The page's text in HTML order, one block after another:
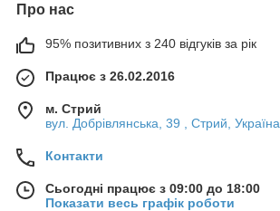
Про нас
95% позитивних з 240 відгуків за рік
Працює з 26.02.2016
м. Стрий
вул. Добрівлянська, 39 , Стрий, Україна
Контакти
Сьогодні працює з 09:00 до 18:00
Показати весь графік роботи